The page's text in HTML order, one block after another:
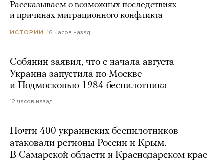
Рассказываем о возможных последствиях
и причинах миграционного конфликта
ИСТОРИИ 16 часов назад
Собянин заявил, что с начала августа
Украина запустила по Москве
и Подмосковью 1984 беспилотника
12 часов назад
Почти 400 украинских беспилотников
атаковали регионы России и Крым.
В Самарской области и Краснодарском крае